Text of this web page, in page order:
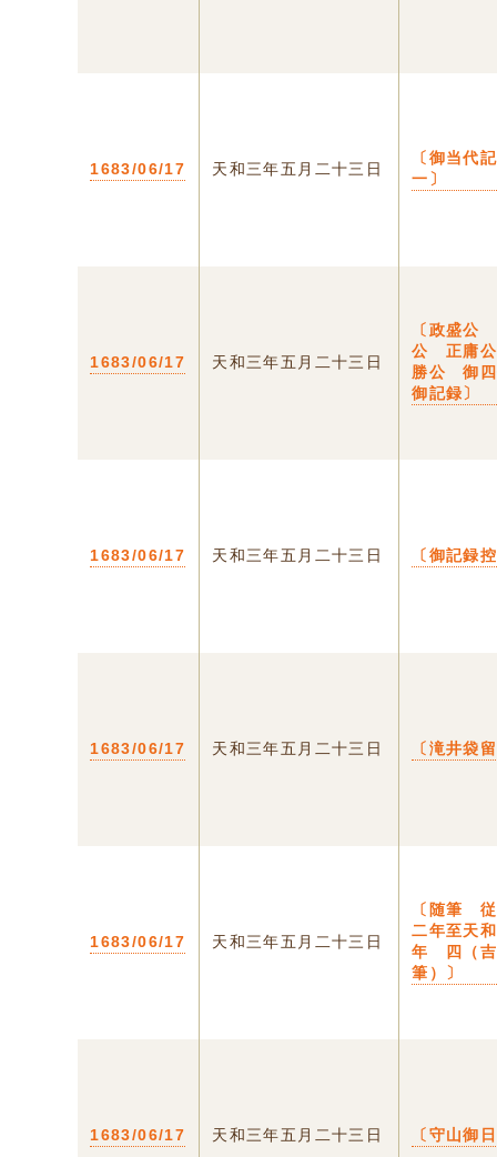
1683/06/17 天和三年五月二十三日
〔御当
一〕
1683/06/17 天和三年五月二十三日
〔政盛公
公 正庸
勝公 御四
御記録〕
1683/06/17 天和三年五月二十三日 〔御記録
1683/06/17 天和三年五月二十三日 〔滝井袋
1683/06/17 天和三年五月二十三日
〔随筆
二年至天
年 四（吉
筆）〕
1683/06/17 天和三年五月二十三日 〔守山御